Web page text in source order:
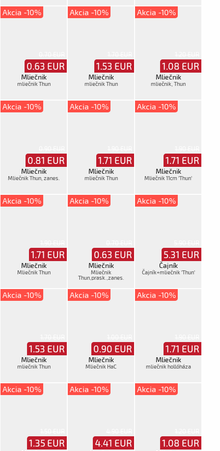
Akcia -10%
0.63 EUR
Mliečnik
mliečnik Thun
Akcia -10%
1.53 EUR
Mliečnik
mliečnik Thun
Akcia -10%
1.08 EUR
Mliečnik
mliečnik, Thun
Akcia -10%
0.81 EUR
Mliečnik
Mliečnik Thun, zanes.
Akcia -10%
1.71 EUR
Mliečnik
mliečnik Thun
Akcia -10%
1.71 EUR
Mliečnik
Mliečnik 11cm 'Thun'
Akcia -10%
1.71 EUR
Mliečnik
Mliečnik Thun
Akcia -10%
0.63 EUR
Mliečnik
Mliečnik
Thun,prask.,zanes.
Akcia -10%
5.31 EUR
Čajník
Čajník+mliečnik 'Thun'
Akcia -10%
1.53 EUR
Mliečnik
mliečnik Thun
Akcia -10%
0.90 EUR
Mliečnik
Mliečnik HaC
Akcia -10%
1.71 EUR
Mliečnik
mliečnik hollóháza
Akcia -10%
1.35 EUR
Akcia -10%
4.41 EUR
Akcia -10%
1.08 EUR